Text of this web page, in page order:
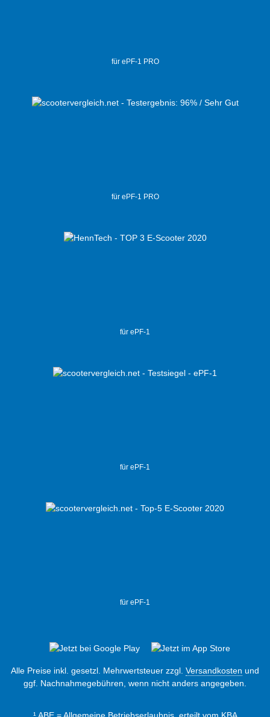
für ePF-1 PRO
für ePF-1 PRO
für ePF-1
für ePF-1
für ePF-1
Alle Preise inkl. gesetzl. Mehrwertsteuer zzgl. Versandkosten und
ggf. Nachnahmegebühren, wenn nicht anders angegeben.